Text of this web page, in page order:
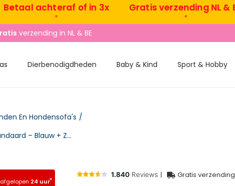
achteraf of in 3x Gratis verzending NL & BE
verzending in NL & BE
Dierbenodigdheden Baby & Kind Sport & Hobby
En Hondensofa's /
TRUUSK Opvouwbare Outdoor Hondenmand met Verhoogde Standaard – Blauw + Zwart – 122cm x 92cm x 23cm – Voor Honden tot 10 kg
×
24 uur
| Gratis verzending